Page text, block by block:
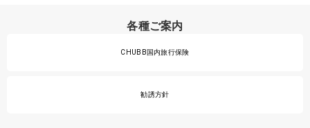
各種ご案内
CHUBB国内旅行保険
勧誘方針